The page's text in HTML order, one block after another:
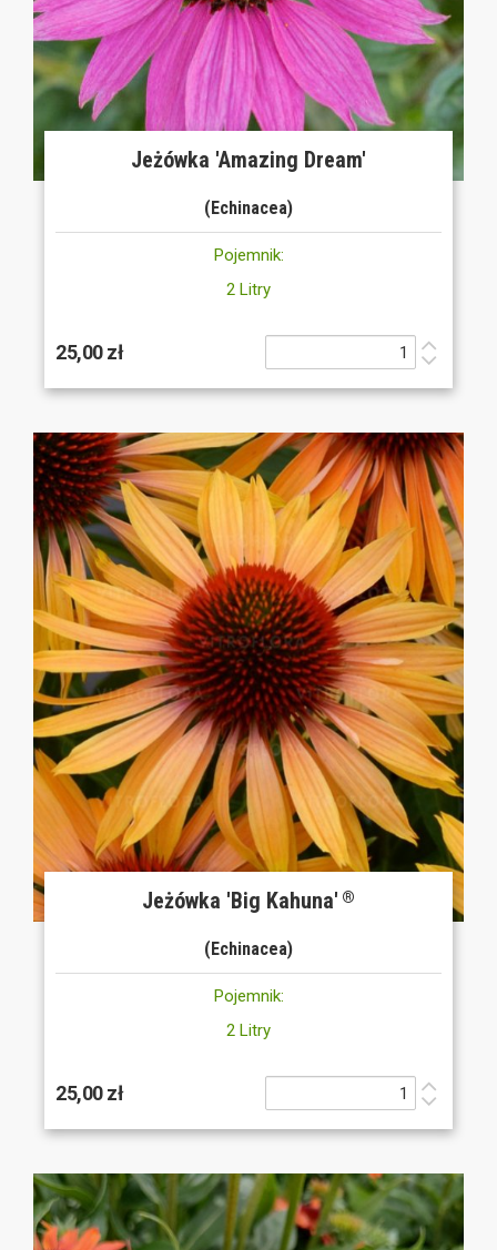
Jeżówka 'Amazing Dream'
(Echinacea)
Pojemnik:
2 Litry
25,00 zł
Jeżówka 'Big Kahuna' ®
(Echinacea)
Pojemnik:
2 Litry
25,00 zł